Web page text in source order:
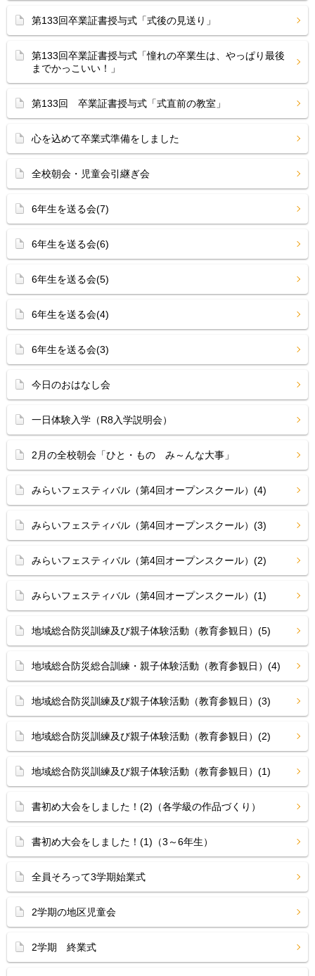
第133回卒業証書授与式「式後の見送り」
第133回卒業証書授与式「憧れの卒業生は、やっぱり最後
までかっこいい！」
第133回 卒業証書授与式「式直前の教室」
心を込めて卒業式準備をしました
全校朝会・児童会引継ぎ会
6年生を送る会(7)
6年生を送る会(6)
6年生を送る会(5)
6年生を送る会(4)
6年生を送る会(3)
今日のおはなし会
一日体験入学（R8入学説明会）
2月の全校朝会「ひと・もの み～んな大事」
みらいフェスティバル（第4回オープンスクール）(4)
みらいフェスティバル（第4回オープンスクール）(3)
みらいフェスティバル（第4回オープンスクール）(2)
みらいフェスティバル（第4回オープンスクール）(1)
地域総合防災訓練及び親子体験活動（教育参観日）(5)
地域総合防災総合訓練・親子体験活動（教育参観日）(4)
地域総合防災訓練及び親子体験活動（教育参観日）(3)
地域総合防災訓練及び親子体験活動（教育参観日）(2)
地域総合防災訓練及び親子体験活動（教育参観日）(1)
書初め大会をしました！(2)（各学級の作品づくり）
書初め大会をしました！(1)（3～6年生）
全員そろって3学期始業式
2学期の地区児童会
2学期 終業式